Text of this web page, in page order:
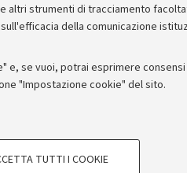
strumenti di tracciamento
della comunicazione
se vuoi, potrai esprimere
"Impostazione cookie" del sito.
COOKIE TECNICI -
TUTTI I COOKIE
- Via Zamboni, 33 - 40126